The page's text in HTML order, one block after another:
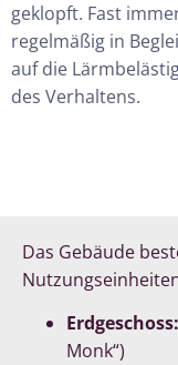
geklopft. Fast
regelmäßig in
auf die
des Verhaltens.
Das Gebäude
Erdgeschoss:
Monk“)